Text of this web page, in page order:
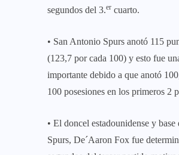
segundos del 3.er cuarto.
• San Antonio Spurs anotó 115
(123,7 por cada 100) y esto fue
importante debido a que anotó
100 posesiones en los primeros 2
• El doncel estadounidense y
Spurs, De´Aaron Fox fue